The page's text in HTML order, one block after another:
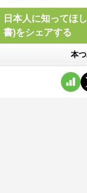
日本人に知ってほ
書)をシェアする
本